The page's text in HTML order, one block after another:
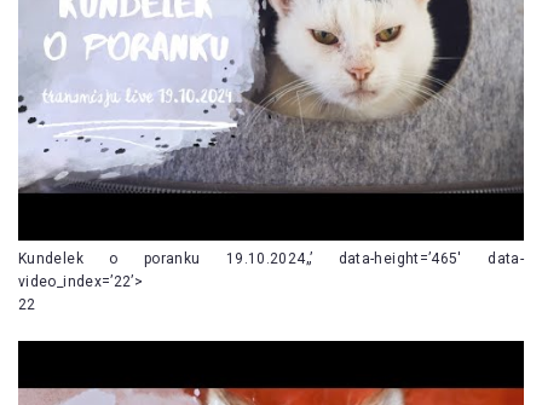
Kundelek o poranku 19.10.2024„’ data-height=’465′ data-
video_index=’22’>
22